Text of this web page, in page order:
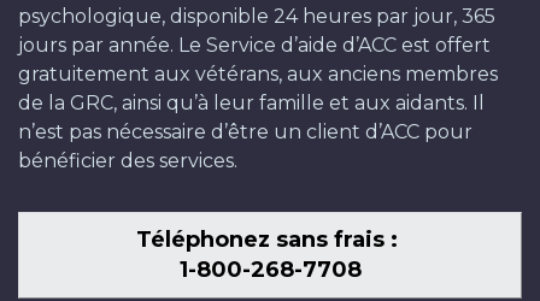
psychologique, disponible 24 heures par jour, 365
jours par année. Le Service d’aide d’ACC est offert
gratuitement aux vétérans, aux anciens membres
de la GRC, ainsi qu’à leur famille et aux aidants. Il
n’est pas nécessaire d’être un client d’ACC pour
bénéficier des services.
Téléphonez sans frais :
1-800-268-7708